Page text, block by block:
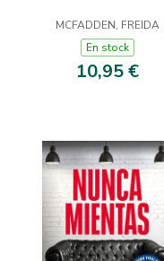
MCFADDEN, FREIDA
En stock
10,95 €